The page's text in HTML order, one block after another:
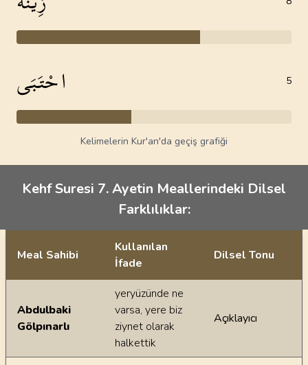
احْتَبَى 5
Kelimelerin Kur'an'da geçiş grafiği
Kehf Suresi 7. Ayetin Meallerindeki Dilsel
Farklılıklar:
Ayetin meallerindeki dilsel farklılıklar
Meal Sahibi
Kullanılan
İfade
Dilsel Tonu
Abdulbaki
Gölpınarlı
yeryüzünde ne
varsa, yere biz
ziynet olarak
halkettik
Açıklayıcı